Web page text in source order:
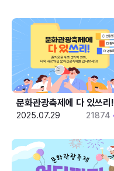
문화관광축제에 다 있쓰리!
2025.07.29 21874